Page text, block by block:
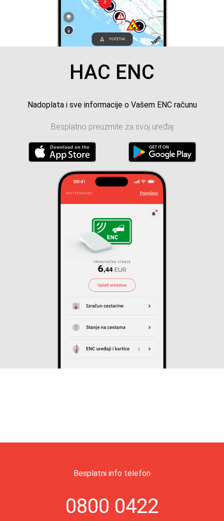
HAC ENC
Nadoplata i sve informacije o Vašem ENC računu
Besplatno preuzmite za svoj uređaj
Besplatni info telefon
0800 0422